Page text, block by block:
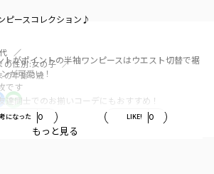
の性別:女の子
の年齢:3歳
になった 0 LIKE! 0
ピースコレクション♪
トがポイントの半袖ワンピースはウエスト切替で裾
が可愛い！
です
達同士でのお揃いコーデにもおすすめ！
ム付き
もっと見る